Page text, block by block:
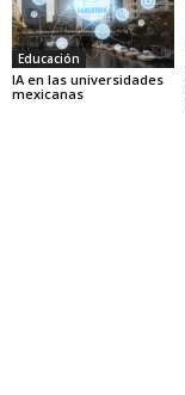
Educación
IA en las universidades
mexicanas